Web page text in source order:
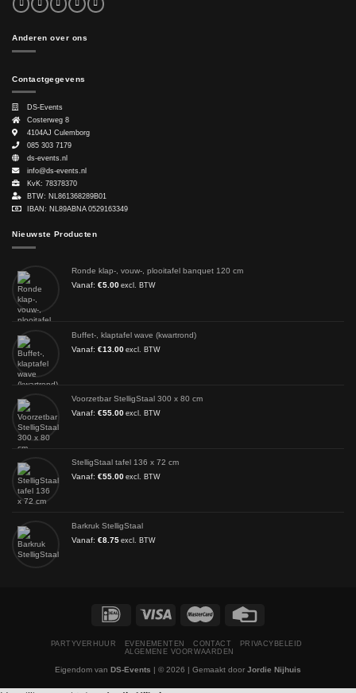
Anderen over ons
Contactgegevens
DS-Events
Costerweg 8
4104AJ Culemborg
085 303 7179
ds-events.nl
info@ds-events.nl
KvK: 78378370
BTW: NL861368289B01
IBAN: NL89ABNA 0529163349
Nieuwste Producten
Ronde klap-, vouw-, plooitafel banquet 120 cm
Vanaf: €5.00 excl. BTW
Buffet-, klaptafel wave (kwartrond)
Vanaf: €13.00 excl. BTW
Voorzetbar StelligStaal 300 x 80 cm
Vanaf: €55.00 excl. BTW
StelligStaal tafel 136 x 72 cm
Vanaf: €55.00 excl. BTW
Barkruk StelligStaal
Vanaf: €8.75 excl. BTW
PARTYVERHUUR EVENEMENTEN CONTACT
PRIVACYBELEID
ALGEMENE VOORWAARDEN
Eigendom van DS-Events | © 2026 | Gemaakt door Jordie Nijhuis